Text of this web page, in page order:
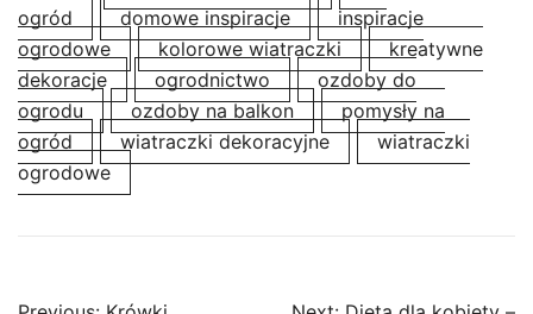
ogród
domowe inspiracje
inspiracje
ogrodowe
kolorowe wiatraczki
kreatywne
dekoracje
ogrodnictwo
ozdoby do
ogrodu
ozdoby na balkon
pomysły na
ogród
wiatraczki dekoracyjne
wiatraczki
ogrodowe